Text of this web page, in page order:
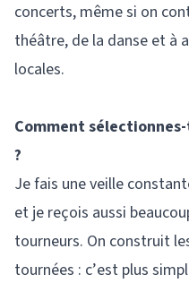
concerts, même si on
théâtre, de la danse et à
locales.
Comment
?
Je fais une veille
et je reçois aussi
tourneurs. On construit
tournées : c’est plus